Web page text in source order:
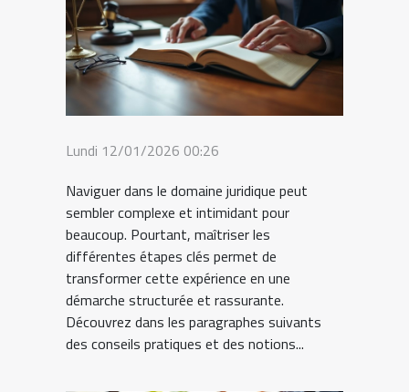
Lundi 12/01/2026 00:26
Naviguer dans le domaine juridique peut
sembler complexe et intimidant pour
beaucoup. Pourtant, maîtriser les
différentes étapes clés permet de
transformer cette expérience en une
démarche structurée et rassurante.
Découvrez dans les paragraphes suivants
des conseils pratiques et des notions...